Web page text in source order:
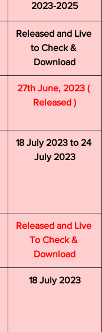
2023-2025
Released and Live
to Check &
Download
27th June, 2023 (
Released )
18 July 2023 to 24
July 2023
Released and Live
To Check &
Download
18 July 2023